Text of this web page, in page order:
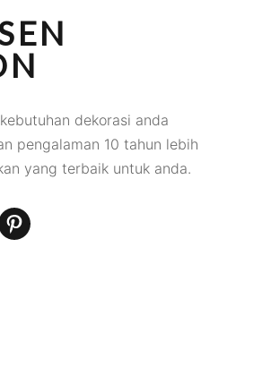
dekorasi anda
pengalaman 10 tahun lebih
yang terbaik untuk anda.
Pinterest